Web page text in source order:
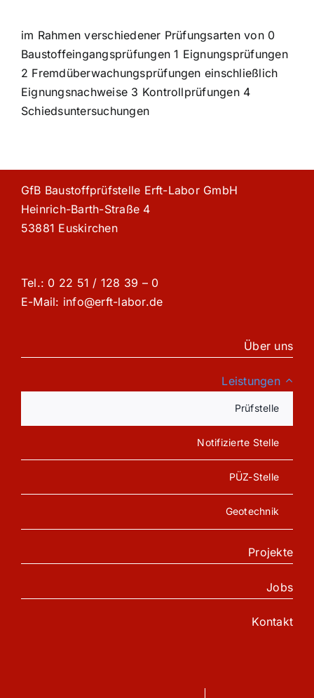
im Rahmen verschiedener Prüfungsarten von 0
Baustoffeingangsprüfungen 1 Eignungsprüfungen
2 Fremdüberwachungsprüfungen einschließlich
Eignungsnachweise 3 Kontrollprüfungen 4
Schiedsuntersuchungen
GfB Baustoffprüfstelle Erft-Labor GmbH
Heinrich-Barth-Straße 4
53881 Euskirchen
Tel.: 0 22 51 / 128 39 – 0
E-Mail: info@erft-labor.de
Über uns
Leistungen
Prüfstelle
Notifizierte Stelle
PÜZ-Stelle
Geotechnik
Projekte
Jobs
Kontakt